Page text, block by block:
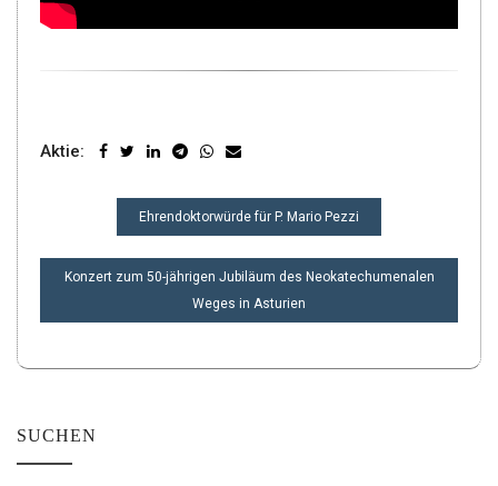
Aktie:
BEITRAGSNAVIGATION
Ehrendoktorwürde für P. Mario Pezzi
Konzert zum 50-jährigen Jubiläum des Neokatechumenalen
Weges in Asturien
SUCHEN